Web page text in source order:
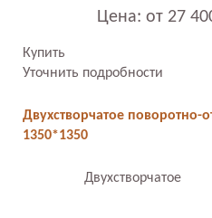
Цена: от 27
Купить
Уточнить подробности
Двухстворчатое поворотно-
1350*1350
Двухстворчатое